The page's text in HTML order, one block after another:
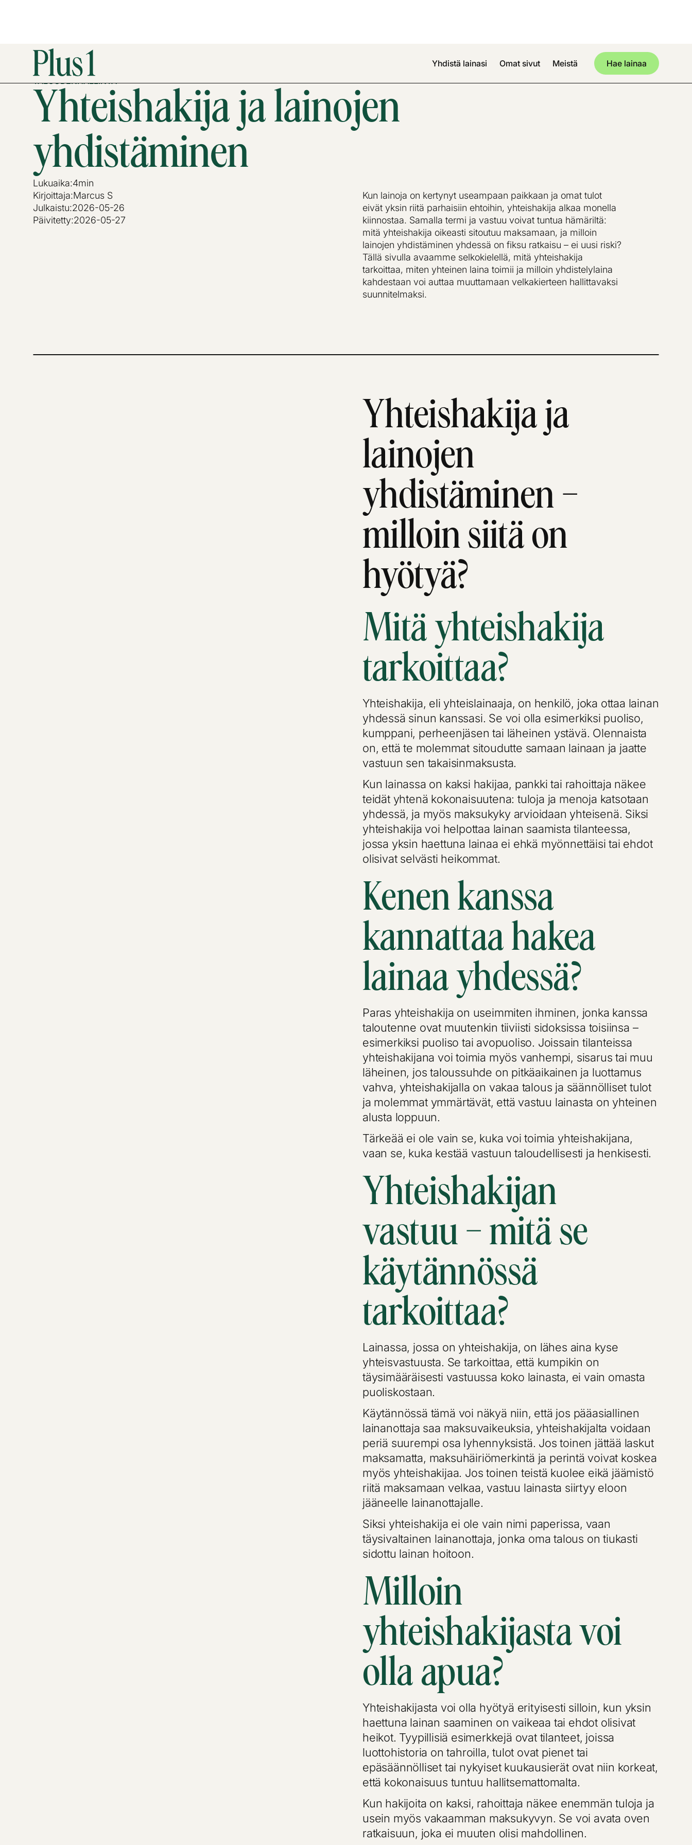
Yhdistä lainasi Omat sivut Meistä
Hae lainaa
TALOUDENHALLINTA
Yhteishakija ja lainojen
yhdistäminen
Lukuaika:4min
Kirjoittaja:Marcus S
Julkaistu:2026-05-26
Päivitetty:2026-05-27
Kun lainoja on kertynyt useampaan paikkaan ja omat tulot
eivät yksin riitä parhaisiin ehtoihin, yhteishakija alkaa monella
kiinnostaa. Samalla termi ja vastuu voivat tuntua hämäriltä:
mitä yhteishakija oikeasti sitoutuu maksamaan, ja milloin
lainojen yhdistäminen yhdessä on fiksu ratkaisu – ei uusi riski?
Tällä sivulla avaamme selkokielellä, mitä yhteishakija
tarkoittaa, miten yhteinen laina toimii ja milloin yhdistelylaina
kahdestaan voi auttaa muuttamaan velkakierteen hallittavaksi
suunnitelmaksi.
Yhteishakija ja
lainojen
yhdistäminen –
milloin siitä on
hyötyä?
Mitä yhteishakija
tarkoittaa?
Yhteishakija, eli yhteislainaaja, on henkilö, joka ottaa lainan
yhdessä sinun kanssasi. Se voi olla esimerkiksi puoliso,
kumppani, perheenjäsen tai läheinen ystävä. Olennaista
on, että te molemmat sitoudutte samaan lainaan ja jaatte
vastuun sen takaisinmaksusta.
Kun lainassa on kaksi hakijaa, pankki tai rahoittaja näkee
teidät yhtenä kokonaisuutena: tuloja ja menoja katsotaan
yhdessä, ja myös maksukyky arvioidaan yhteisenä. Siksi
yhteishakija voi helpottaa lainan saamista tilanteessa,
jossa yksin haettuna lainaa ei ehkä myönnettäisi tai ehdot
olisivat selvästi heikommat.
Kenen kanssa
kannattaa hakea
lainaa yhdessä?
Paras yhteishakija on useimmiten ihminen, jonka kanssa
taloutenne ovat muutenkin tiiviisti sidoksissa toisiinsa –
esimerkiksi puoliso tai avopuoliso. Joissain tilanteissa
yhteishakijana voi toimia myös vanhempi, sisarus tai muu
läheinen, jos taloussuhde on pitkäaikainen ja luottamus
vahva, yhteishakijalla on vakaa talous ja säännölliset tulot
ja molemmat ymmärtävät, että vastuu lainasta on yhteinen
alusta loppuun.
Tärkeää ei ole vain se, kuka voi toimia yhteishakijana,
vaan se, kuka kestää vastuun taloudellisesti ja henkisesti.
Yhteishakijan
vastuu – mitä se
käytännössä
tarkoittaa?
Lainassa, jossa on yhteishakija, on lähes aina kyse
yhteisvastuusta. Se tarkoittaa, että kumpikin on
täysimääräisesti vastuussa koko lainasta, ei vain omasta
puoliskostaan.
Käytännössä tämä voi näkyä niin, että jos pääasiallinen
lainanottaja saa maksuvaikeuksia, yhteishakijalta voidaan
periä suurempi osa lyhennyksistä. Jos toinen jättää laskut
maksamatta, maksuhäiriömerkintä ja perintä voivat koskea
myös yhteishakijaa. Jos toinen teistä kuolee eikä jäämistö
riitä maksamaan velkaa, vastuu lainasta siirtyy eloon
jääneelle lainanottajalle.
Siksi yhteishakija ei ole vain nimi paperissa, vaan
täysivaltainen lainanottaja, jonka oma talous on tiukasti
sidottu lainan hoitoon.
Milloin
yhteishakijasta voi
olla apua?
Yhteishakijasta voi olla hyötyä erityisesti silloin, kun yksin
haettuna lainan saaminen on vaikeaa tai ehdot olisivat
heikot. Tyypillisiä esimerkkejä ovat tilanteet, joissa
luottohistoria on tahroilla, tulot ovat pienet tai
epäsäännölliset tai nykyiset kuukausierät ovat niin korkeat,
että kokonaisuus tuntuu hallitsemattomalta.
Kun hakijoita on kaksi, rahoittaja näkee enemmän tuloja ja
usein myös vakaamman maksukyvyn. Se voi avata oven
ratkaisuun, joka ei muuten olisi mahdollinen.